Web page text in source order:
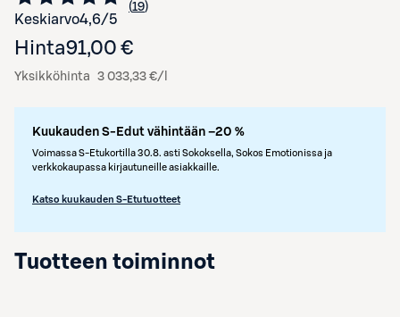
Keskiarvo4,6/5 Siirry arvioihin
19
kappaletta
Hinta91,00 €
Yksikköhinta 3 033,33 €/l
Kuukauden S-Edut vähintään –20 %
Voimassa S-Etukortilla 30.8. asti Sokoksella, Sokos Emotionissa ja
verkkokaupassa kirjautuneille asiakkaille.
Katso kuukauden S-Etutuotteet
Tuotteen toiminnot